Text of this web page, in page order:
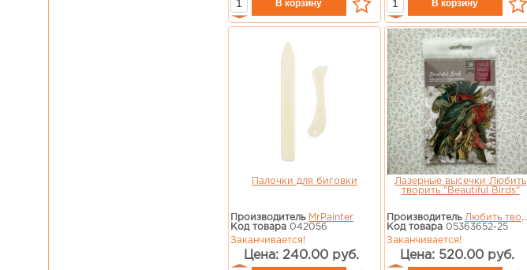
Палочки для биговки
Производитель MrPainter
Код товара 042056
Заканчивается!
Цена: 240.00 руб.
Лазерные высечки Любить
творить "Beautiful Birds"
Производитель Любить творить
Код товара05363652-25
Заканчивается!
Цена: 520.00 руб.